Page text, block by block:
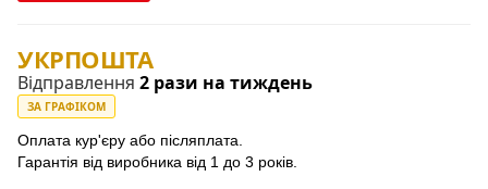
УКРПОШТА
Відправлення 2 рази на тиждень
ЗА ГРАФІКОМ
Оплата кур'єру або післяплата.
Гарантія від виробника від 1 до 3 років.